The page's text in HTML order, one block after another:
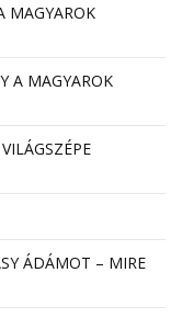
MAGYAROK
A MAGYAROK
ÁDÁMOT – MIRE